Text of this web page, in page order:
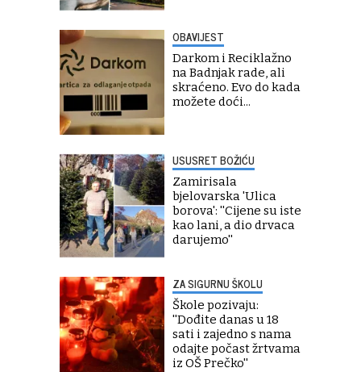
OBAVIJEST
Darkom i Reciklažno
na Badnjak rade, ali
skraćeno. Evo do kada
možete doći...
USUSRET BOŽIĆU
Zamirisala
bjelovarska 'Ulica
borova': ''Cijene su iste
kao lani, a dio drvaca
darujemo''
ZA SIGURNU ŠKOLU
Škole pozivaju:
''Dođite danas u 18
sati i zajedno s nama
odajte počast žrtvama
iz OŠ Prečko''